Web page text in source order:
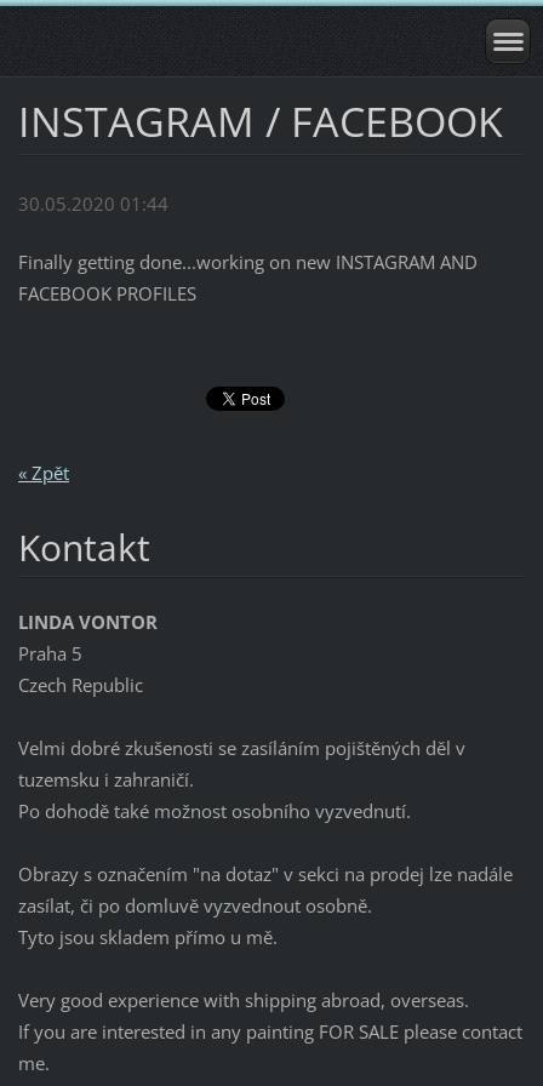
INSTAGRAM / FACEBOOK
30.05.2020 01:44
Finally getting done...working on new INSTAGRAM AND
FACEBOOK PROFILES
« Zpět
Kontakt
LINDA VONTOR
Praha 5
Czech Republic
Velmi dobré zkušenosti se zasíláním pojištěných děl v
tuzemsku i zahraničí.
Po dohodě také možnost osobního vyzvednutí.
Obrazy s označením "na dotaz" v sekci na prodej lze nadále
zasílat, či po domluvě vyzvednout osobně.
Tyto jsou skladem přímo u mě.
Very good experience with shipping abroad, overseas.
If you are interested in any painting FOR SALE please contact
me.